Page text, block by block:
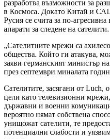
разработва възможности за
в Космоса. Докато Китай и
Русия се счита за по-
апарати за следене на сателити.
„Сателитните мрежи са
общества. Който ги атакува,
заяви германският министър
през септември миналата
Сателитите, засягани от Luch,
цели като телевизионни
държавни и военни
вероятно нямат собствена
унищожат сателити, те
потенциални слабости и